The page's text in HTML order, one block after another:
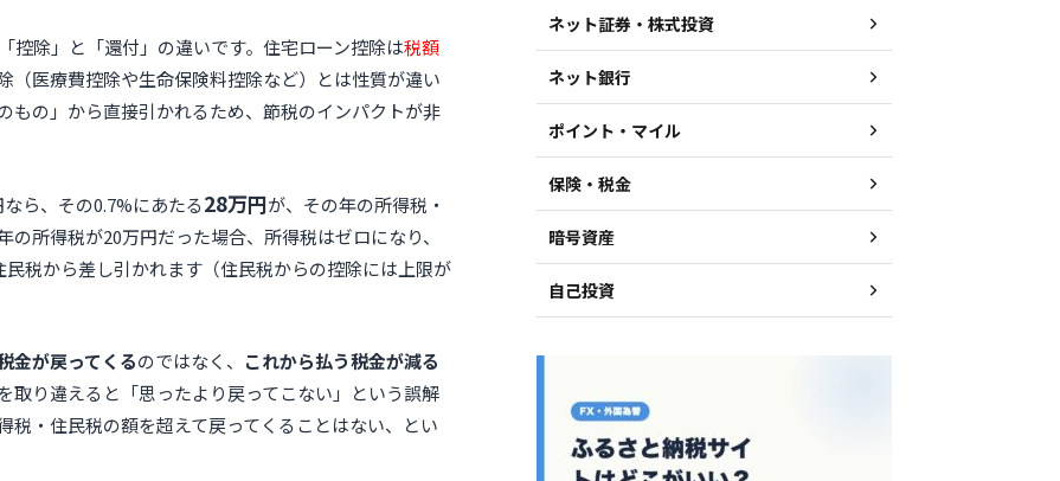
控除」と「還付」の違いです。住宅ローン控除は税額
（医療費控除や生命保険料控除など）とは性質が違い
もの」から直接引かれるため、節税のインパクトが非
ら、その0.7%にあたる28万円が、その年の所得税・
所得税が20万円だった場合、所得税はゼロになり、
税から差し引かれます（住民税からの控除には上限が
金が戻ってくるのではなく、 これから払う税金が減る
取り違えると「思ったより戻ってこない」という誤解
税・住民税の額を超えて戻ってくることはない、とい
ネット証券・株式投資
ネット銀行
ポイント・マイル
保険・税金
暗号資産
自己投資